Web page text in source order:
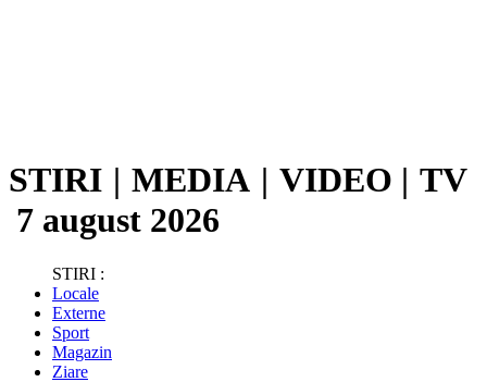
STIRI | MEDIA | VIDEO | TV
7 august 2026
STIRI :
Locale
Externe
Sport
Magazin
Ziare